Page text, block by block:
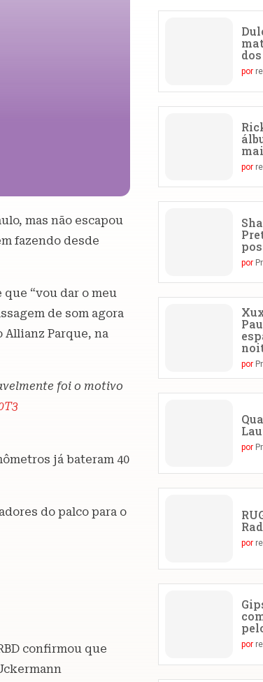
mas não escapou
fazendo desde
“vou dar o meu
de som agora
Parque, na
foi o motivo
já bateram 40
do palco para o
confirmou que
por
por
por
por
por
por
por